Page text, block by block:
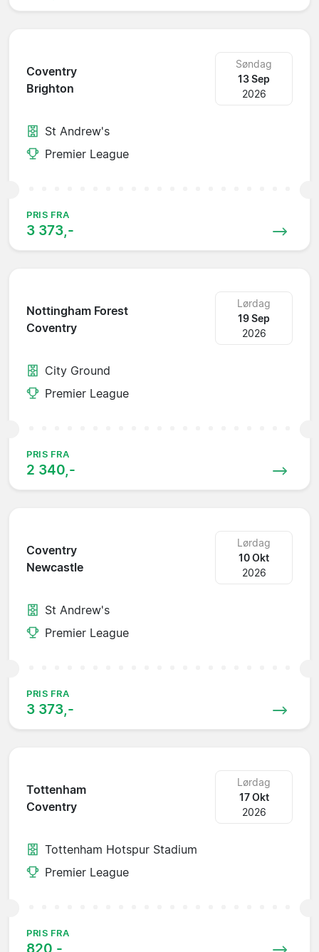
Coventry
Brighton
Søndag
13 Sep
2026
St Andrew's
Premier League
PRIS FRA
3 373,-
Nottingham Forest
Coventry
Lørdag
19 Sep
2026
City Ground
Premier League
PRIS FRA
2 340,-
Coventry
Newcastle
Lørdag
10 Okt
2026
St Andrew's
Premier League
PRIS FRA
3 373,-
Tottenham
Coventry
Lørdag
17 Okt
2026
Tottenham Hotspur Stadium
Premier League
PRIS FRA
820,-